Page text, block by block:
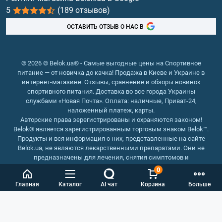
Главная Каталог AI чат Корзина
0
Больше
Рыбий жир, жирные кислоты
5
(189 отзывов)
ОСТАВИТЬ ОТЗЫВ О НАС В
© 2026 © Belok.ua® - Самые выгодные цены на Спортивное
питание — от новичка до качка! Продажа в Киеве и Украине в
интернет-магазине. Отзывы, сравнение и обзоры новинок
спортивного питания. Доставка во все города Украины
службами «Новая Почта». Оплата: наличные, Приват-24,
наложенный платеж, карты.
Авторские права зерегистрированы и охраняются законом!
Belok® является зарегистрированным торговым знаком Belok™.
Продукты и вся информация о них, представленные на сайте
Belok.ua, не являются лекарственными препаратами. Они не
предназначены для лечения, снятия симптомов и
предотвращения болезней.
Интернет магазин Belok.ua
››Интернет магазин спортивного
питания